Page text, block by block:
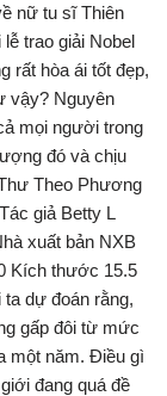
nữ tu sĩ Thiên
trao giải Nobel
rất hòa ái tốt đẹp,
vậy? Nguyên
mọi người trong
đó và chịu
Theo Phương
giả Betty L
xuất bản NXB
Kích thước 15.5
dự đoán rằng,
gấp đôi từ mức
một năm. Điều gì
đang quá đề